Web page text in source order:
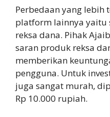
Perbedaan yang
platform lainnya yaitu
reksa dana. Pihak
saran produk reksa
memberikan
pengguna. Untuk
juga sangat murah,
Rp 10.000 rupiah.